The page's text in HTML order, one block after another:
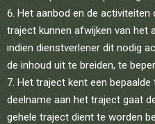
Het aanbod en de activiteiten
traject kunnen afwijken van het
indien dienstverlener dit nodig
de inhoud uit te breiden, te
Het traject kent een
deelname aan het traject gaat
gehele traject dient te worden